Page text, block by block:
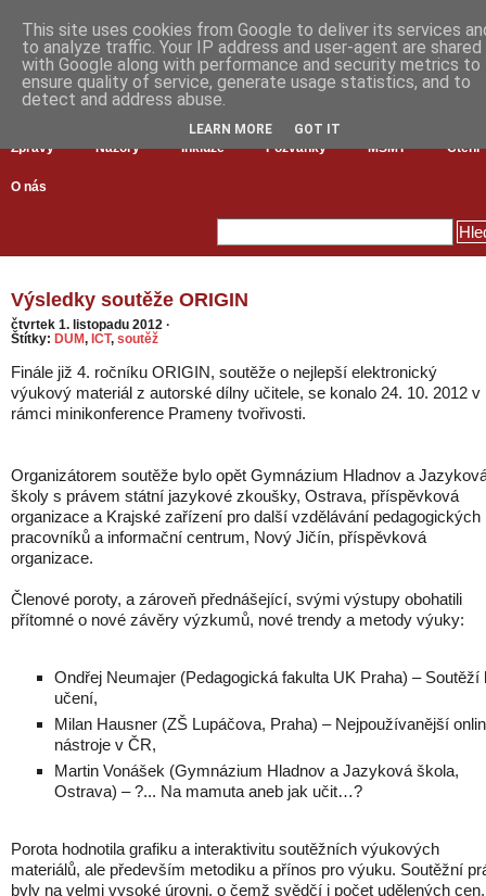
Zprávy Názory Inkluze Pozvánky MŠMT Čtení
O nás
Výsledky soutěže ORIGIN
čtvrtek 1. listopadu 2012 ·
Štítky: DUM, ICT, soutěž
Finále již 4. ročníku ORIGIN, soutěže o nejlepší elektronický
výukový materiál z autorské dílny učitele, se konalo 24. 10. 2012 v
rámci minikonference Prameny tvořivosti.
Organizátorem soutěže bylo opět Gymnázium Hladnov a
školy s právem státní jazykové zkoušky, Ostrava, příspěvková
organizace a Krajské zařízení pro další vzdělávání pedagogických
pracovníků a informační centrum, Nový Jičín, příspěvková
organizace.
Členové poroty, a zároveň přednášející, svými výstupy obohatili
přítomné o nové závěry výzkumů, nové trendy a metody výuky:
Ondřej Neumajer (Pedagogická fakulta UK Praha) – Soutěží
učení,
Milan Hausner (ZŠ Lupáčova, Praha) – Nejpoužívanější
nástroje v ČR,
Martin Vonášek (Gymnázium Hladnov a Jazyková škola,
Ostrava) – ?... Na mamuta aneb jak učit…?
Porota hodnotila grafiku a interaktivitu soutěžních výukových
materiálů, ale především metodiku a přínos pro výuku. Soutěžní
byly na velmi vysoké úrovni, o čemž svědčí i počet udělených cen.
This site uses cookies from Google to deliver its services
to analyze traffic. Your IP address and user-agent are shared
with Google along with performance and security metrics to
ensure quality of service, generate usage statistics, and to
detect and address abuse.
LEARN MORE GOT IT